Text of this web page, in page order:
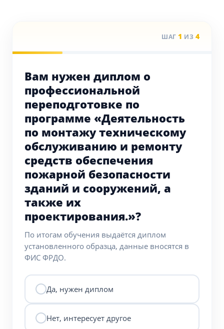
ШАГ 1 ИЗ 4
Вам нужен диплом о
профессиональной
переподготовке по
программе «Деятельность
по монтажу техническому
обслуживанию и ремонту
средств обеспечения
пожарной безопасности
зданий и сооружений, а
также их
проектирования.»?
По итогам обучения выдаётся диплом
установленного образца, данные вносятся в
ФИС ФРДО.
Да, нужен диплом
Нет, интересует другое